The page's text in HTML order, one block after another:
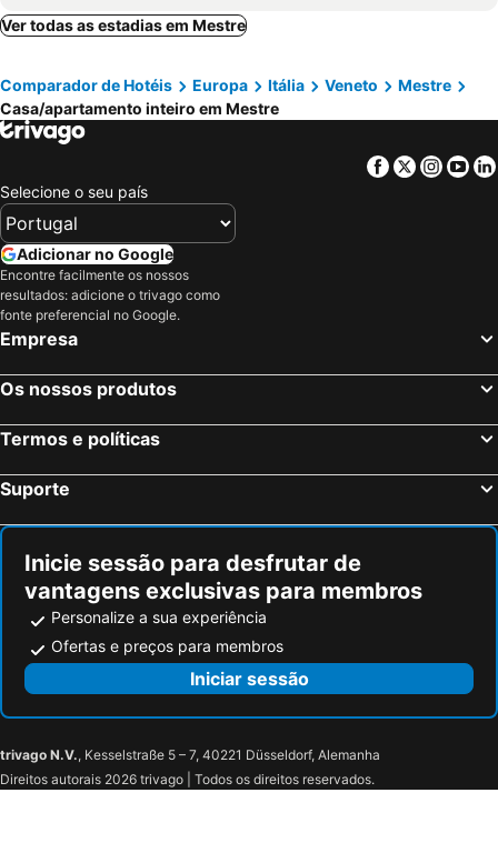
Marconi Lodge
Venice Station Guest House
Venice Night B13
Residenza La Salute
Oasi Verde
Residenza Grezio
REHAN VENICE STATiON
QUEEN HOME VENICE TRAIN STATION Noemi & Angel
Venice On The Water
deeproomvenice
Venice Night 25 Double 1 Room With Private Bathroom
Ver todas as estadias em Mestre
Comparador de Hotéis Europa Itália Veneto
Mestre
Casa/apartamento inteiro em Mestre
Facebook
Twitter
Selecione o seu país
Adicionar no Google
Encontre facilmente os nossos
resultados: adicione o trivago como
fonte preferencial no Google.
Empresa
Os nossos produtos
Termos e políticas
Suporte
Inicie sessão para desfrutar de
vantagens exclusivas para membros
Personalize a sua experiência
Ofertas e preços para membros
Iniciar sessão
trivago N.V., Kesselstraße 5 – 7, 40221 Düsseldorf, Alemanha
Direitos autorais 2026 trivago | Todos os direitos reservados.